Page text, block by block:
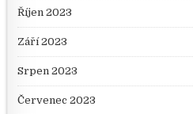
Říjen 2023
Září 2023
Srpen 2023
Červenec 2023